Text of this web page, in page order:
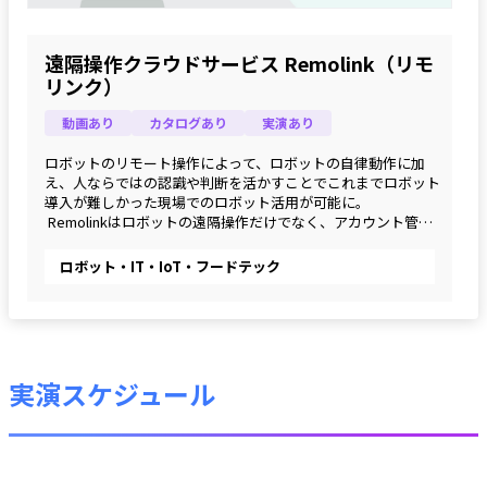
遠隔操作クラウドサービス Remolink（リモ
リンク）
動画あり カタログあり 実演あり
ロボットのリモート操作によって、ロボットの自律動作に加
え、人ならではの認識や判断を活かすことでこれまでロボット
導入が難しかった現場でのロボット活用が可能に。
Remolinkはロボットの遠隔操作だけでなく、アカウント管理
ウドサービスです。
ロボット・IT・IoT・フードテック
実演スケジュール